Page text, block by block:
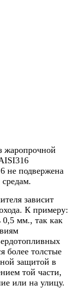
жаропрочной
не подвержена
зависит
К примеру:
0,5 мм., так как
более толстые
защитой в
той части,
или на улицу.